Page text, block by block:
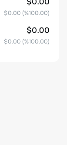
$0.00 (%100.00)
$0.00
$0.00 (%100.00)